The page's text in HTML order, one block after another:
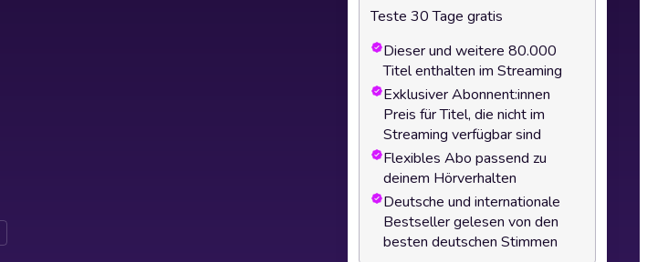
Teste 30 Tage gratis
Dieser und weitere 80.000
Titel enthalten im Streaming
Exklusiver Abonnent:innen
Preis für Titel, die nicht im
Streaming verfügbar sind
Flexibles Abo passend zu
deinem Hörverhalten
Deutsche und internationale
Bestseller gelesen von den
besten deutschen Stimmen